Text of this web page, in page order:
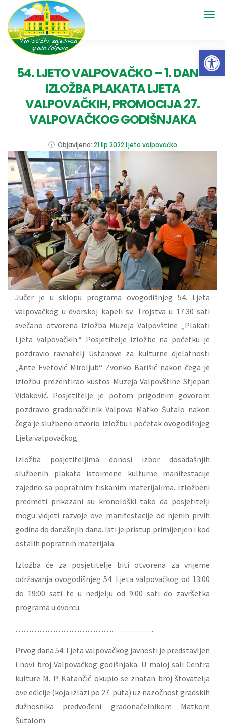
54. LJETO VALPOVAČKO – 1. DAN –
IZLOŽBA PLAKATA LJETA
VALPOVAČKIH, PROMOCIJA 27.
VALPOVAČKOG GODIŠNJAKA
Objavljeno: 21 lip 2022 Ljeto valpovačko
Jučer je u sklopu programa ovogodišnjeg 54. Ljeta
valpovačkog u dvorskoj kapeli sv. Trojstva u 17:30 sati
svečano otvorena izložba Muzeja Valpovštine „Plakati
Ljeta valpovačkih.“ Posjetitelje izložbe na početku je
pozdravio ravnatelj Ustanove za kulturne djelatnosti
„Ante Evetović Miroljub“ Zvonko Barišić nakon čega je
izložbu prezentirao kustos Muzeja Valpovštine Stjepan
Vidaković. Posjetitelje je potom prigodnim govorom
pozdravio gradonačelnik Valpova Matko Šutalo nakon
čega je službeno otvorio izložbu i početak ovogodišnjeg
Ljeta valpovačkog.
Izložba posjetiteljima donosi izbor dosadašnjih
službenih plakata istoimene kulturne manifestacije
zajedno sa popratnim tiskanim materijalima. Izložbeni
predmeti prikazani su kronološki tako da posjetitelji
mogu vidjeti razvoje ove manifestacije od njenih prvih
godina do današnjih dana. Isti je pristup primijenjen i kod
ostalih popratnih materijala.
Izložba će za posjetitelje biti otvorena za vrijeme
održavanja ovogodišnjeg 54. Ljeta valpovačkog od 13:00
do 19:00 sati te u nedjelju od 9:00 sati do završetka
programa u dvorcu.
……………………………………………..
Prvog dana 54. Ljeta valpovačkog javnosti je predstavljen
i novi broj Valpovačkog godišnjaka. U maloj sali Centra
kulture M. P. Katančić okupio se znatan broj štovatelja
ove edicije (koja izlazi po 27. puta) uz nazočnost gradskih
dužnosnika predvođeni gradonačelnikom Matkom
Šutalom.